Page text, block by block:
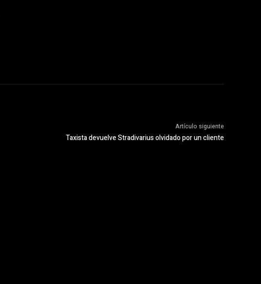
Artículo siguiente
Taxista devuelve Stradivarius olvidado por un cliente